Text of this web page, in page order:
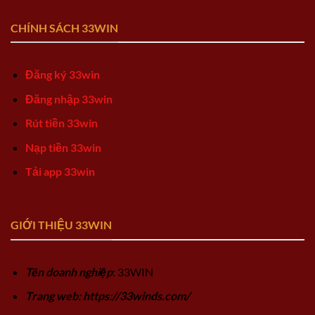
CHÍNH SÁCH 33WIN
Đăng ký 33win
Đăng nhập 33win
Rút tiền 33win
Nạp tiền 33win
Tải app 33win
GIỚI THIỆU 33WIN
Tên doanh nghiệp: 33WIN
Trang web: https://33winds.com/